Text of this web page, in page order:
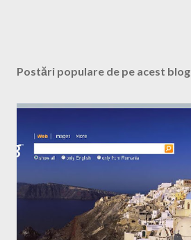
Postări populare de pe acest blog